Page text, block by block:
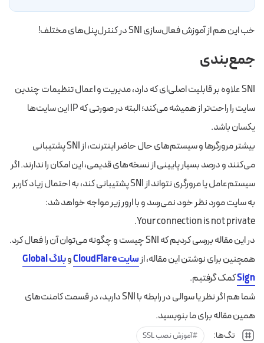
خب این هم از آموزش فعال‌سازی SNI در کنترل‌پنل‌های مختلف!
جمع‌بندی
SNI علاوه بر قابلیت اصلی‌ای که دارد، مدیریت و اعمال تنظیمات چندین
سایت را راحت‌تر از همیشه می‌کند؛ البته در صورتی که IP این سایت‌ها
یکسان باشد.
بیشتر مرورگرها و سیستم‌های حال حاضر اینترنت، از SNI پشتیبانی
می‌کنند و درصد بسیار پایینی از نسخه‌های قدیمی، این امکان را ندارند. اگر
سیستم‌عامل یا مرورگری نتواند از SNI پشتیبانی کند، به احتمال زیاد کاربر
به سایت مورد نظر خود نمی‌رسد و با ارور زیر مواجه خواهد شد:
Your connection is not private.
در این مقاله بررسی کردیم که SNI چیست و چگونه می‌توان آن را فعال کرد.
همچنین برای نوشتن این مقاله، ازسایت CloudFlare و
بلاگ Global
Signکمک گرفتیم.
شما هم اگر نظر یا سوالی در رابطه با SNI دارید، در قسمت کامنت‌های
همین مقاله برای ما بنویسید.
تگ‌ها: آموزش نصب SSL